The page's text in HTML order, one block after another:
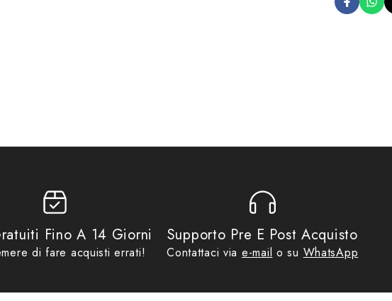
sui lati.
Fino A 14 Giorni
di fare acquisti errati!
Supporto Pre E Post Acquisto
Contattaci via e-mail o su WhatsApp